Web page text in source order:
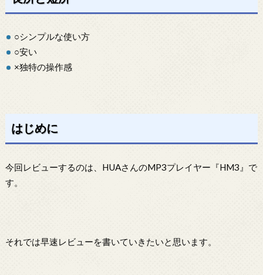
○シンプルな使い方
○安い
×独特の操作感
はじめに
今回レビューするのは、HUAさんのMP3プレイヤー『HM3』で
す。
それでは早速レビューを書いていきたいと思います。